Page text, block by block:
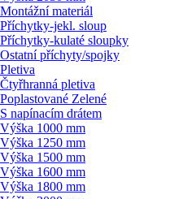
Montážní materiál
Příchytky-jekl. sloup
Příchytky-kulaté sloupky
Ostatní příchyty/spojky
Pletiva
Čtyřhranná pletiva
Poplastované Zelené
S napínacím drátem
Výška 1000 mm
Výška 1250 mm
Výška 1500 mm
Výška 1600 mm
Výška 1800 mm